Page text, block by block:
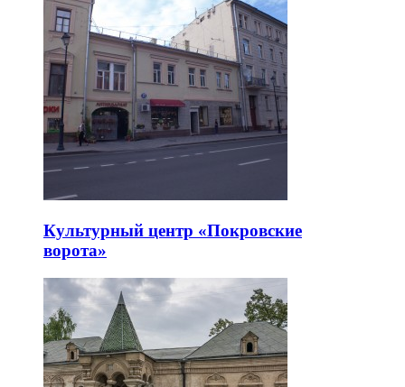
Культурный центр «Покровские
ворота»